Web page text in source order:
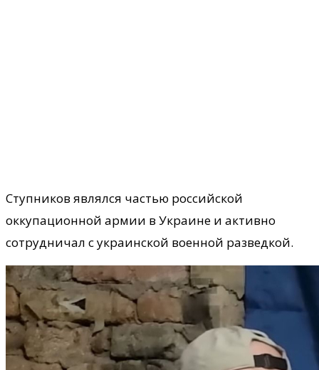
Ступников являлся частью российской
оккупационной армии в Украине и активно
сотрудничал с украинской военной разведкой.